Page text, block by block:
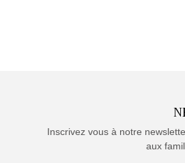
Inscrivez vous à notre
aux